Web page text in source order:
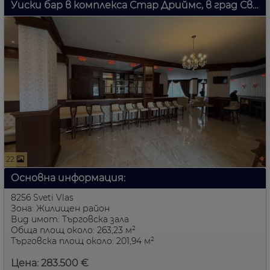
Уиски бар в комплекса Стар Дриймс, в град Свети Влас.
22
Основна информация:
8256 Sveti Vlas
Зона: Жилищен район
Вид имот: Търговска зала
Цена: 283.500 €
Обща площ около: 263,23 м²
Търговска площ около: 201,94 м²